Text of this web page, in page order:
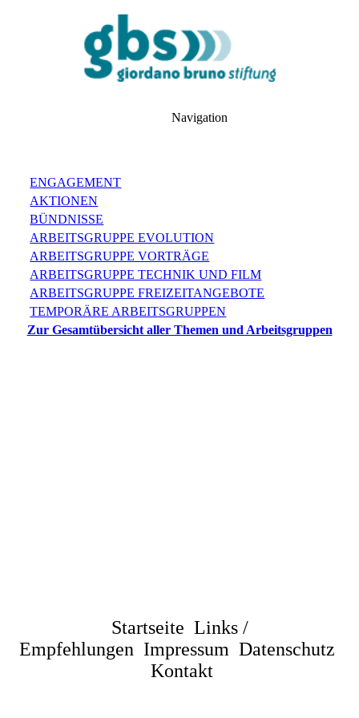
Navigation
ENGAGEMENT
AKTIONEN
BÜNDNISSE
ARBEITSGRUPPE EVOLUTION
ARBEITSGRUPPE VORTRÄGE
ARBEITSGRUPPE TECHNIK UND FILM
ARBEITSGRUPPE FREIZEITANGEBOTE
TEMPORÄRE ARBEITSGRUPPEN
Zur Gesamtübersicht aller Themen und Arbeitsgruppen
Startseite Links /
Empfehlungen Impressum Datenschutz
Kontakt